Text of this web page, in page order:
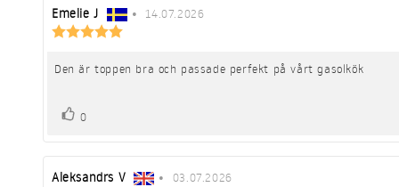
Recensionsförfattare:
Emelie J • Recensionsdatum:
14.07.2026
5
Recensionstext:
Den är toppen bra och passade perfekt på vårt gasolkök
Rösta
upp
0
Recensionsförfattare:
Aleksandrs V • Recensionsdatum:
03.07.2026